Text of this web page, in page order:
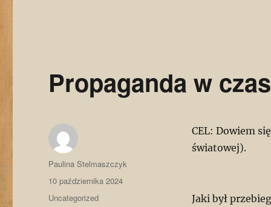
Propaganda w
CEL: Dowiem
światowej).
Jaki był
Autor
Paulina Stelmaszczyk
Data
publikacji
10 października 2024
Kategorie
Uncategorized